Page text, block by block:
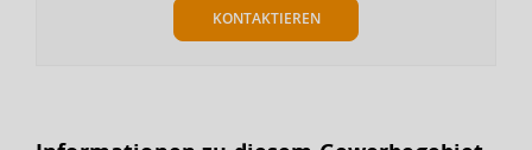
KONTAKTIEREN